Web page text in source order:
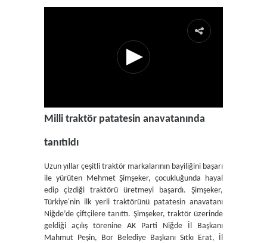
Milli traktör patatesin anavatanında
tanıtıldı
Uzun yıllar çeşitli traktör markalarının bayiliğini başarı
ile yürüten Mehmet Şimşeker, çocukluğunda hayal
edip çizdiği traktörü üretmeyi başardı. Şimşeker,
Türkiye'nin ilk yerli traktörünü patatesin anavatanı
Niğde’de çiftçilere tanıttı. Şimşeker, traktör üzerinde
geldiği açılış törenine AK Parti Niğde İl Başkanı
Mahmut Peşin, Bor Belediye Başkanı Sıtkı Erat, İl